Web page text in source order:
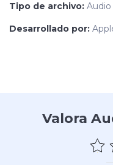
Tipo de archivo: Audio
Desarrollado por:
Valora